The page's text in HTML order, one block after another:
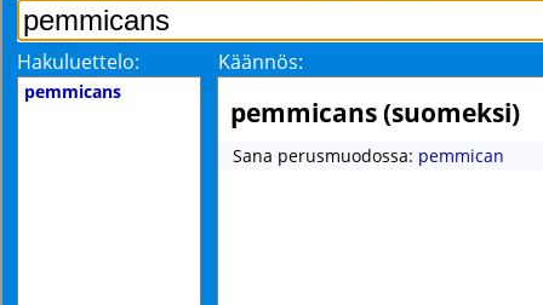
Hakuluettelo: Käännös:
pemmicans
pemmicans (suomeksi)
Sana perusmuodossa: pemmican